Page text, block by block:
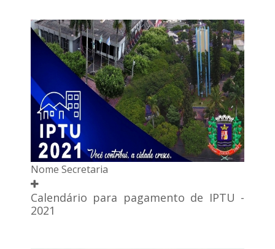
Nome Secretaria
Calendário para pagamento de IPTU -
2021